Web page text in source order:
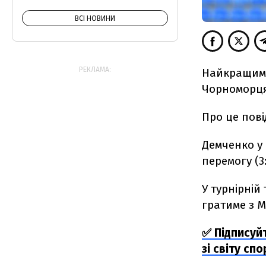
Найкращим
Про це
Демченко у
перемогу
У
гратиме з
✅
зі світу
ВСІ НОВИНИ
РЕКЛАМА: